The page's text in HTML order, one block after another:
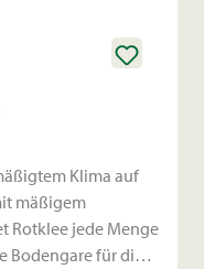
Klima auf
mäßigem
Rotklee jede Menge